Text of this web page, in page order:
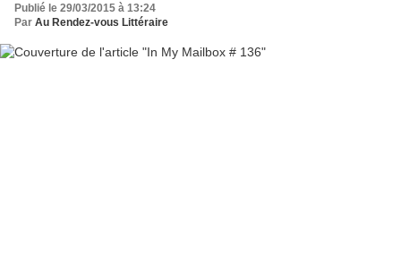
Publié le 29/03/2015 à 13:24
Par Au Rendez-vous Littéraire